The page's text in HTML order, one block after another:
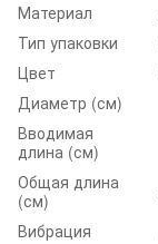
Материал
Тип упаковки
Цвет
Диаметр (см)
Вводимая
длина (см)
Общая длина
(см)
Вибрация